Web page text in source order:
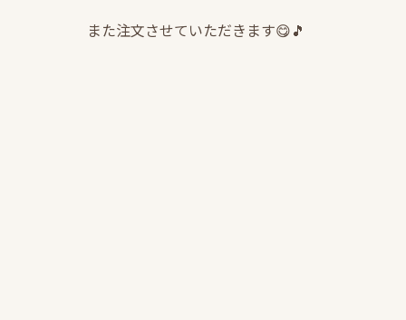
また注文させていただきます😋🎵